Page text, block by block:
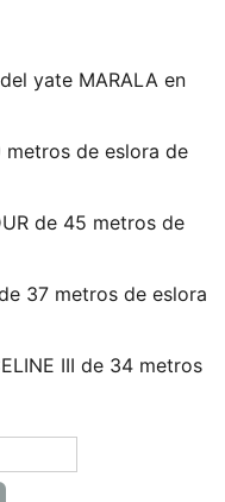
yate MARALA en
de eslora de
de 45 metros de
37 metros de eslora
III de 34 metros